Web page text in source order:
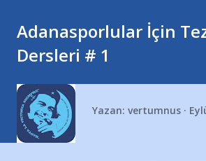
Adanasporlular İçin
Dersleri # 1
Yazan: vertumnus